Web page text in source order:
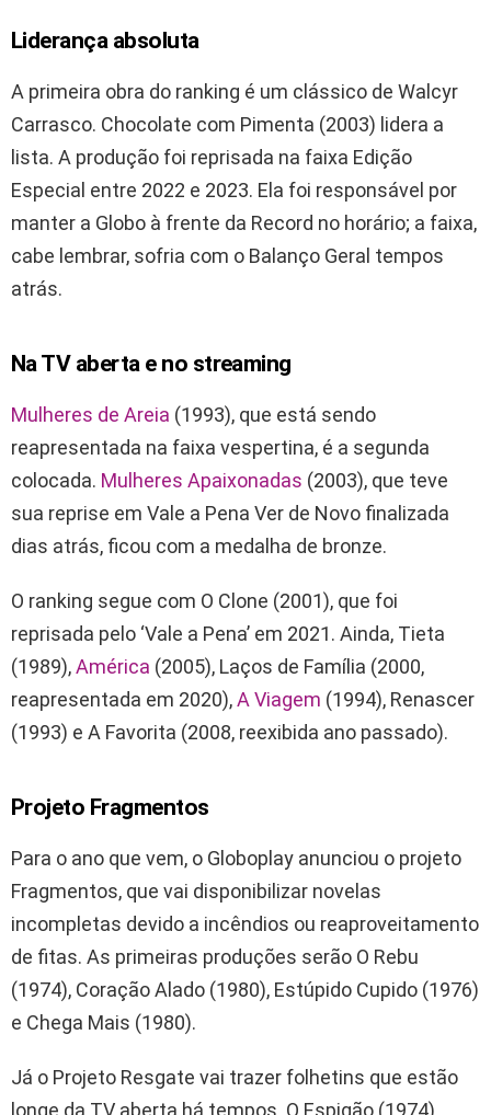
Liderança absoluta
A primeira obra do ranking é um clássico de Walcyr
Carrasco. Chocolate com Pimenta (2003) lidera a
lista. A produção foi reprisada na faixa Edição
Especial entre 2022 e 2023. Ela foi responsável por
manter a Globo à frente da Record no horário; a faixa,
cabe lembrar, sofria com o Balanço Geral tempos
atrás.
Na TV aberta e no streaming
Mulheres de Areia (1993), que está sendo
reapresentada na faixa vespertina, é a segunda
colocada. Mulheres Apaixonadas (2003), que teve
sua reprise em Vale a Pena Ver de Novo finalizada
dias atrás, ficou com a medalha de bronze.
O ranking segue com O Clone (2001), que foi
reprisada pelo ‘Vale a Pena’ em 2021. Ainda, Tieta
(1989),América (2005), Laços de Família (2000,
reapresentada em 2020),A Viagem (1994), Renascer
(1993) e A Favorita (2008, reexibida ano passado).
Projeto Fragmentos
Para o ano que vem, o Globoplay anunciou o projeto
Fragmentos, que vai disponibilizar novelas
incompletas devido a incêndios ou reaproveitamento
de fitas. As primeiras produções serão O Rebu
(1974), Coração Alado (1980), Estúpido Cupido (1976)
e Chega Mais (1980).
Já o Projeto Resgate vai trazer folhetins que estão
longe da TV aberta há tempos. O Espigão (1974),